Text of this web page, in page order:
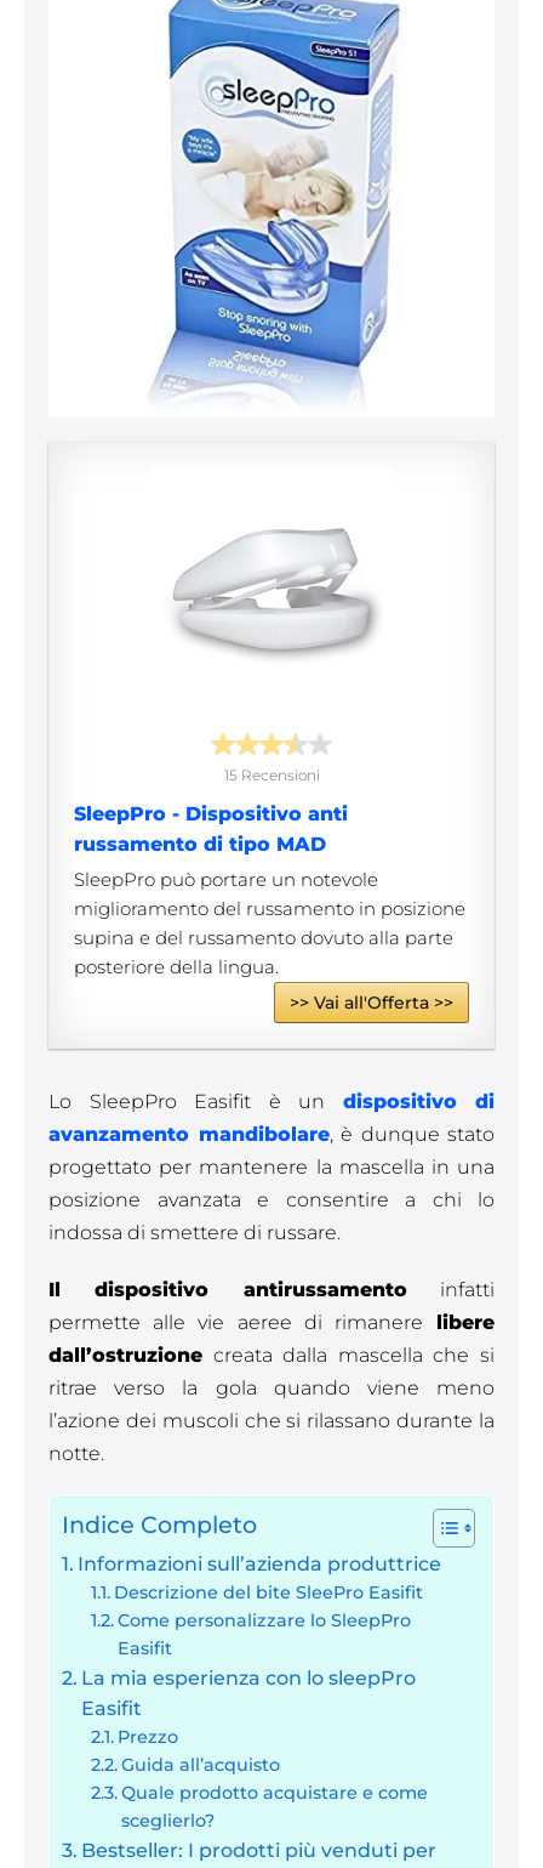
15 Recensioni
SleepPro - Dispositivo anti
russamento di tipo MAD
SleepPro può portare un notevole
miglioramento del russamento in posizione
supina e del russamento dovuto alla parte
posteriore della lingua.
>> Vai all'Offerta >>
Lo SleepPro Easifit è un dispositivo di
avanzamento mandibolare, è dunque stato
progettato per mantenere la mascella in una
posizione avanzata e consentire a chi lo
indossa di smettere di russare.
Il dispositivo antirussamentoinfatti
permette alle vie aeree di rimanere libere
dall’ostruzione creata dalla mascella che si
ritrae verso la gola quando viene meno
l’azione dei muscoli che si rilassano durante la
notte.
Indice Completo
Informazioni sull’azienda produttrice
Descrizione del bite SleePro Easifit
Come personalizzare lo SleepPro
Easifit
La mia esperienza con lo sleepPro
Easifit
Prezzo
Guida all’acquisto
Quale prodotto acquistare e come
sceglierlo?
Bestseller: I prodotti più venduti per